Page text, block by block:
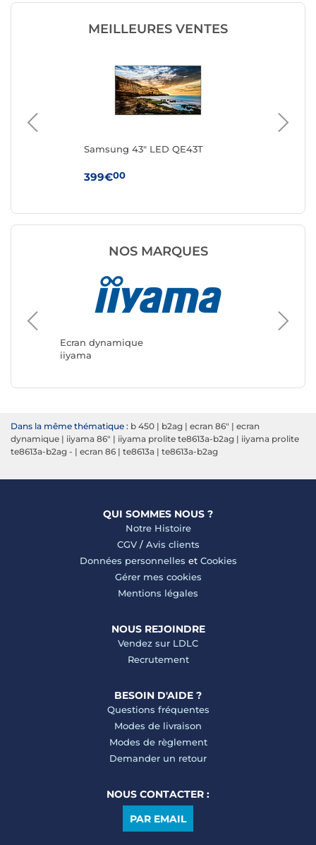
MEILLEURES VENTES
Samsung 43" LED QE43T
399€00
NOS MARQUES
Ecran dynamique
iiyama
Ecran
Dans la même thématique : b 450 | b2ag | ecran 86" | ecran
dynamique | iiyama 86" | iiyama prolite te8613a-b2ag | iiyama prolite
te8613a-b2ag - | ecran 86 | te8613a | te8613a-b2ag
QUI SOMMES NOUS ?
Notre Histoire
CGV/ Avis clients
Données personnelles et Cookies
Gérer mes cookies
Mentions légales
NOUS REJOINDRE
Vendez sur LDLC
Recrutement
BESOIN D'AIDE ?
Questions fréquentes
Modes de livraison
Modes de règlement
Demander un retour
NOUS CONTACTER :
PAR EMAIL